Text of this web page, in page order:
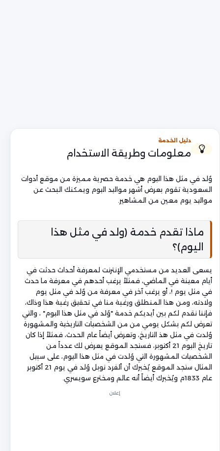
دليل الخدمة
معلومات وطريقة الاستخدام
وُلد في مثل هذا اليوم هي خدمة حصرية مميزة من موقع أدوات
السعودية تقوم بعرض أشهر مواليد اليوم ويمكنك البحث عن
مواليد يوم معين من المشاهير.
ماذا تقدم خدمة (ولد في مثل هذا
اليوم)؟
يسعى العديد من مستخدمي الإنترنت لمعرفة أحداث حدثت في
أيام معينة في الماضي، فمثلاً يرغب أحدهم في معرفة ما حدث
في مثل يوم !، أو يرغب آخر في معرفة من وُلد في مثل يوم
ولادته، ومن هذا المنطلق ورغبة منا في تحقيق رغبة هذا وذاك،
فإننا نقدم لكم بين أيديكم خدمة "وُلد في مثل هذا اليوم" ، والتي
تعرض لكم بشكل يومي من من الشخصيات التاريخية والمشهورة
وُلدت في مثل هذ التاريخ، وتعرض أيضاً عام الحدث، فمثلاً إذا كان
تاريخ اليوم 21 أكتوبر، فستجد الموقع يعرض لك عدداً من
الشخصيات المشهورة التي وُلدت في مثل هذا اليوم، على سبيل
المثال ستجد الموقع يُخبرك أن ألفرد نوبل وُلد في يوم 21 أكتوبر
عام 1833م ويُخبرك أيضاً أنه عالم ومخترع سويسري.
إعلان